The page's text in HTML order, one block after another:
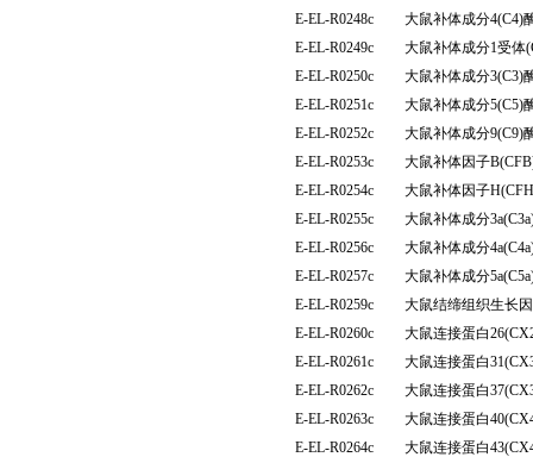
E-EL-R0248c
大鼠补体成分4(C4)
E-EL-R0249c
大鼠补体成分1受体
E-EL-R0250c
大鼠补体成分3(C3)
E-EL-R0251c
大鼠补体成分5(C5)
E-EL-R0252c
大鼠补体成分9(C9)
E-EL-R0253c
大鼠补体因子
E-EL-R0254c
大鼠补体因子
E-EL-R0255c
大鼠补体成分
E-EL-R0256c
大鼠补体成分
E-EL-R0257c
大鼠补体成分
E-EL-R0259c
大鼠结缔组织生长
E-EL-R0260c
大鼠连接蛋白
E-EL-R0261c
大鼠连接蛋白
E-EL-R0262c
大鼠连接蛋白
E-EL-R0263c
大鼠连接蛋白
E-EL-R0264c
大鼠连接蛋白